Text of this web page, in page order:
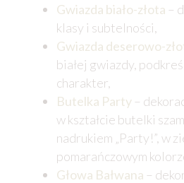
Gwiazda biało-złota –
klasy i subtelności,
Gwiazda deserowo-
białej gwiazdy,
charakter,
Butelka Party –
w kształcie butelki
nadrukiem „Party!”, w
pomarańczowym
Głowa Bałwana –